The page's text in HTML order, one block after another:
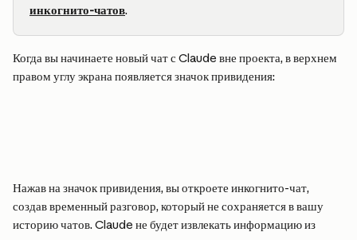
инкогнито-чатов.
Когда вы начинаете новый чат с Claude вне проекта, в верхнем
правом углу экрана появляется значок привидения:
Нажав на значок привидения, вы откроете инкогнито-чат,
создав временный разговор, который не сохраняется в вашу
историю чатов. Claude не будет извлекать информацию из